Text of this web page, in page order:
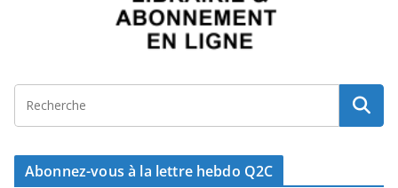
Abonnez-vous à la lettre hebdo Q2C